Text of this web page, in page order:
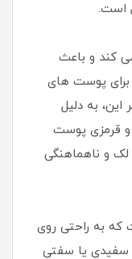
است.
کند و باعث
برای پوست های
به دلیل
و قرمزی پوست
و ناهماهنگی
که به راحتی روی
یا سفتی